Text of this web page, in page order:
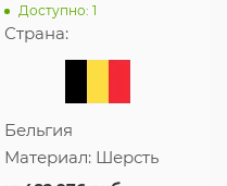
Доступно: 1
Страна:
Бельгия
Материал: Шерсть